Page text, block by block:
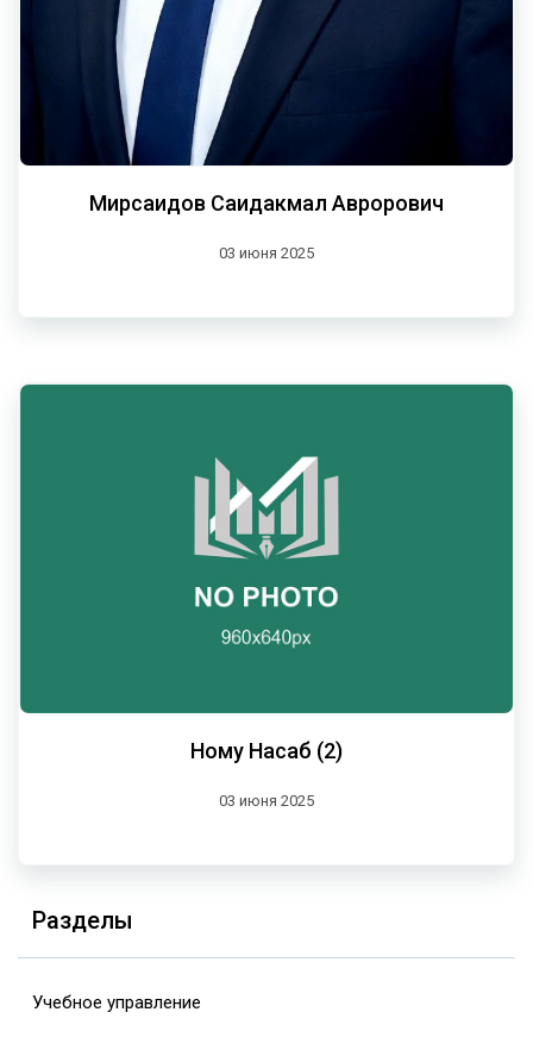
Мирсаидов Саидакмал Аврорович
03 июня 2025
Ному Насаб (2)
03 июня 2025
Разделы
Учебное управление